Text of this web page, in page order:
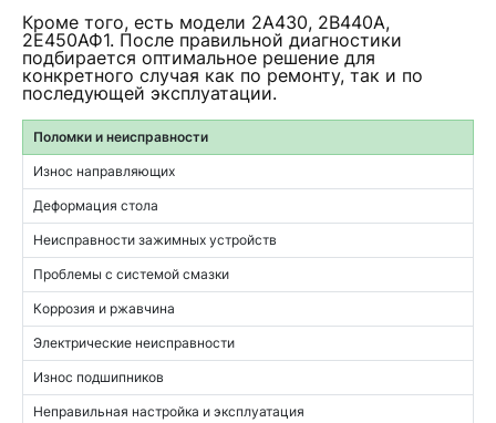
Кроме того, есть модели 2А430, 2В440А,
2Е450АФ1. После правильной диагностики
подбирается оптимальное решение для
конкретного случая как по ремонту, так и по
последующей эксплуатации.
Поломки и неисправности
Износ направляющих
Деформация стола
Неисправности зажимных устройств
Проблемы с системой смазки
Коррозия и ржавчина
Электрические неисправности
Износ подшипников
Неправильная настройка и эксплуатация